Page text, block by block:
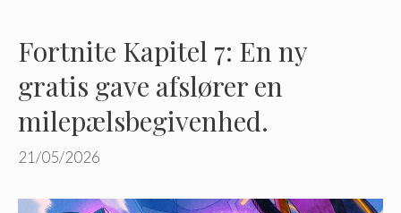
Fortnite Kapitel 7: En ny
gratis gave afslører en
milepælsbegivenhed.
21/05/2026